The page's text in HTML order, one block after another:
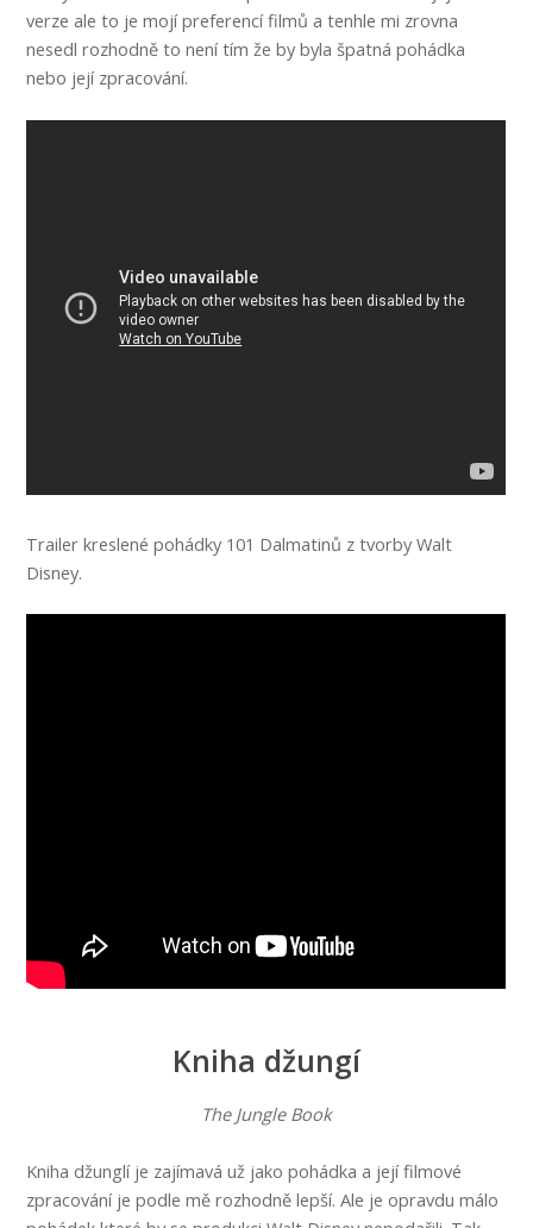
verze ale to je mojí preferencí filmů a tenhle mi zrovna
nesedl rozhodně to není tím že by byla špatná pohádka
nebo její zpracování.
Trailer kreslené pohádky 101 Dalmatinů z tvorby Walt
Disney.
Kniha džungí
The Jungle Book
Kniha džunglí je zajímavá už jako pohádka a její filmové
zpracování je podle mě rozhodně lepší. Ale je opravdu málo